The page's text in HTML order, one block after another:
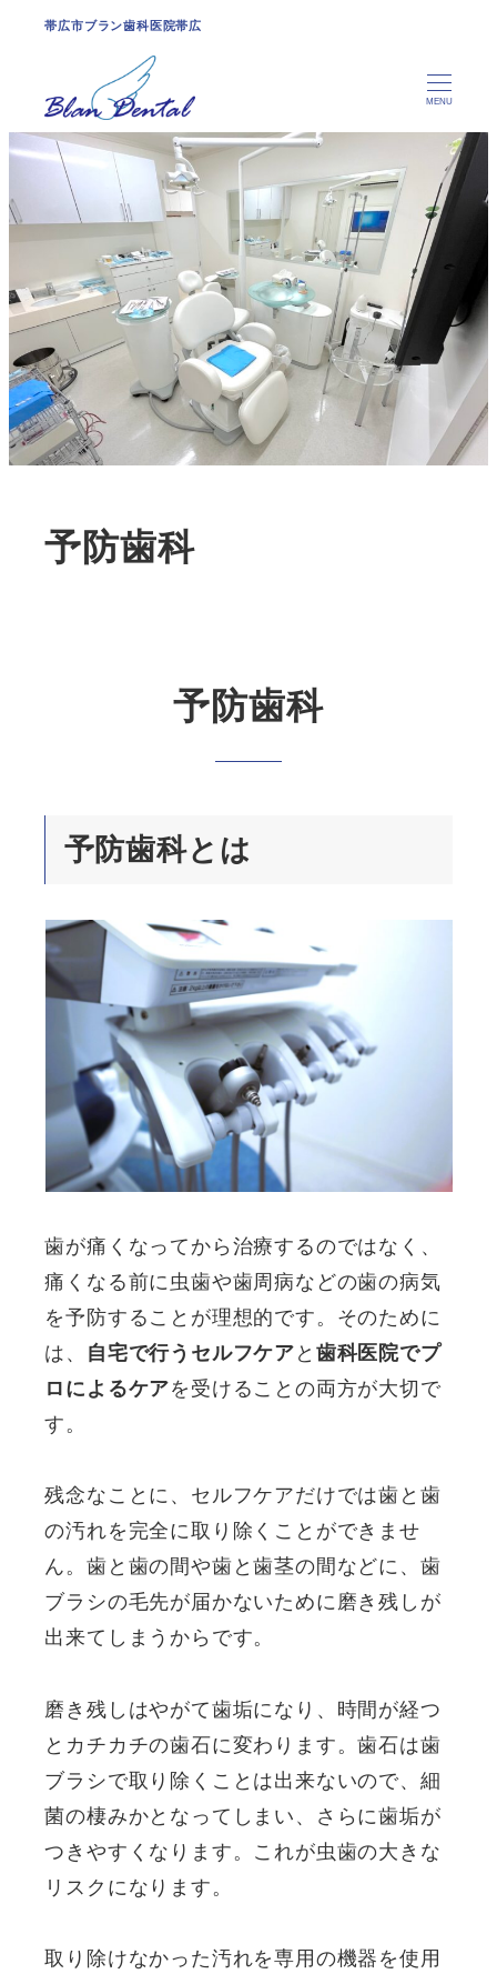
帯広市ブラン歯科医院帯広
MENU
予防歯科
予防歯科
予防歯科とは
歯が痛くなってから治療するのではなく、
痛くなる前に虫歯や歯周病などの歯の病気
を予防することが理想的です。そのために
は、 自宅で行うセルフケア と 歯科医院でプ
ロによるケアを受けることの両方が大切で
す。
残念なことに、セルフケアだけでは歯と歯
の汚れを完全に取り除くことができませ
ん。歯と歯の間や歯と歯茎の間などに、歯
ブラシの毛先が届かないために磨き残しが
出来てしまうからです。
磨き残しはやがて歯垢になり、時間が経つ
とカチカチの歯石に変わります。歯石は歯
ブラシで取り除くことは出来ないので、細
菌の棲みかとなってしまい、さらに歯垢が
つきやすくなります。これが虫歯の大きな
リスクになります。
取り除けなかった汚れを専用の機器を使用